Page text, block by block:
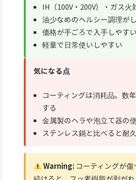
IH（100V・200V）・ガス火
油少なめのヘルシー調理が
価格が手ごろで入手しやすい
軽量で日常使いしやすい
気になる点
コーティングは消耗品。数
する
金属製のヘラや泡立て器の
ステンレス鍋と比べると耐
Warning:コーティングが傷